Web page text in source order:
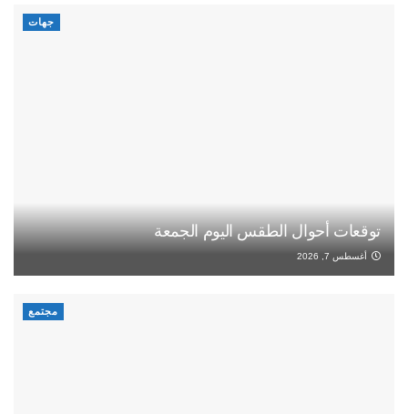
جهات
توقعات أحوال الطقس اليوم الجمعة
أغسطس 7, 2026
مجتمع